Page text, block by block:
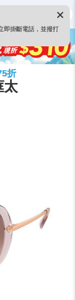
即掛斷電話，並撥打
✕
折
太